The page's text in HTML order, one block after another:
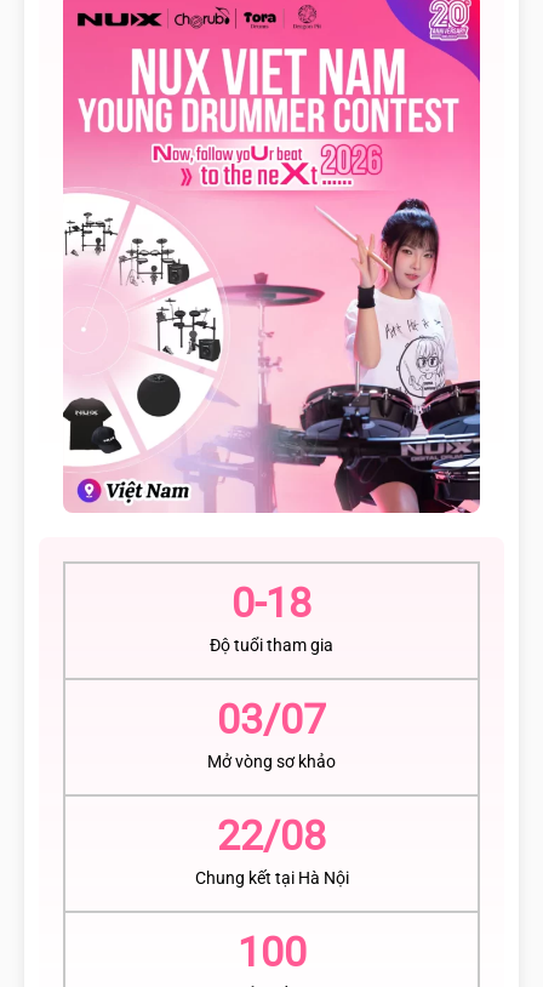
0-18
Độ tuổi tham gia
03/07
Mở vòng sơ khảo
22/08
Chung kết tại Hà Nội
100